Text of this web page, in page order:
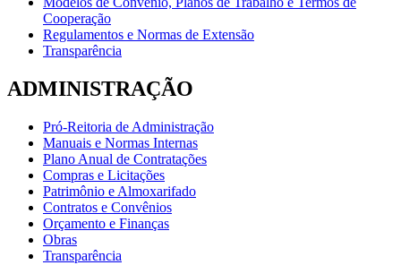
Cooperação
Regulamentos e Normas de Extensão
Transparência
ADMINISTRAÇÃO
Pró-Reitoria de Administração
Manuais e Normas Internas
Plano Anual de Contratações
Compras e Licitações
Patrimônio e Almoxarifado
Contratos e Convênios
Orçamento e Finanças
Obras
Transparência